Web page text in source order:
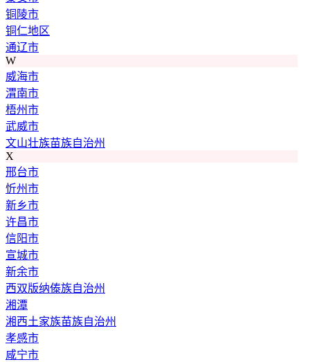
铜陵市
铜仁地区
通辽市
W
威海市
渭南市
梧州市
武威市
文山壮族苗族自治州
X
邢台市
忻州市
新乡市
许昌市
信阳市
宣城市
新余市
西双版纳傣族自治州
湘潭
湘西土家族苗族自治州
孝感市
咸宁市